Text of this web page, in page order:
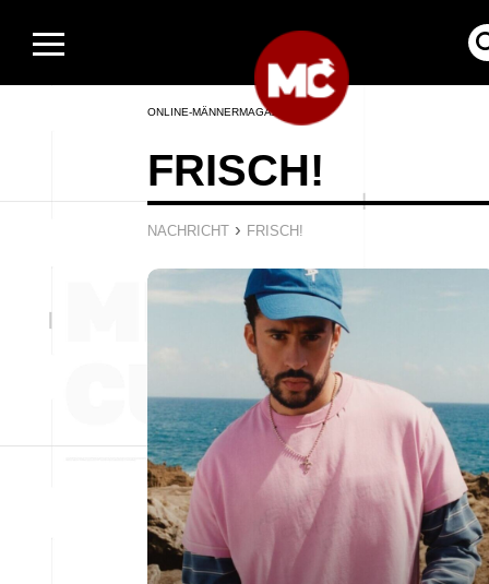
ONLINE-MÄNNERMAGAZIN
FRISCH!
NACHRICHT › FRISCH!